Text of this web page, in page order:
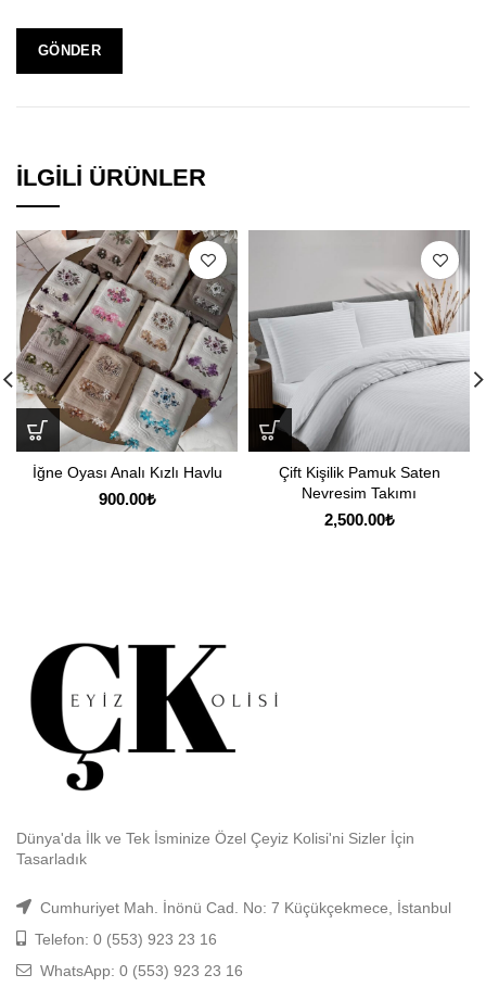
İLGILI ÜRÜNLER
İğne Oyası Analı Kızlı Havlu
900.00₺
Çift Kişilik Pamuk Saten
Nevresim Takımı
2,500.00₺
Dünya'da İlk ve Tek İsminize Özel Çeyiz Kolisi'ni Sizler İçin
Tasarladık
Cumhuriyet Mah. İnönü Cad. No: 7 Küçükçekmece, İstanbul
Telefon: 0 (553) 923 23 16
WhatsApp: 0 (553) 923 23 16